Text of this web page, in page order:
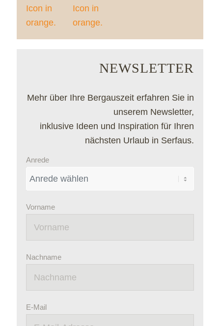
NEWSLETTER
Mehr über Ihre Bergauszeit erfahren Sie in
unserem Newsletter,
inklusive Ideen und Inspiration für Ihren
nächsten Urlaub in Serfaus.
Anrede
Vorname
Nachname
E-Mail